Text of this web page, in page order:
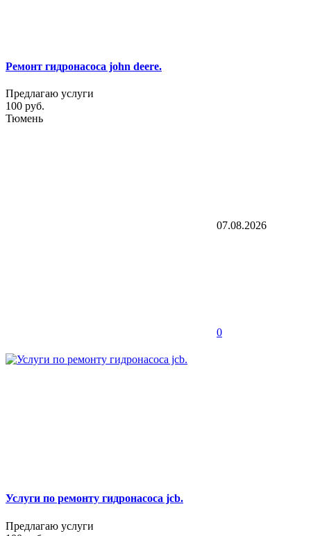
Ремонт гидронасоса john deere.
Предлагаю услуги
100 руб.
Тюмень
07.08.2026
0
Услуги по ремонту гидронасоса jcb.
Предлагаю услуги